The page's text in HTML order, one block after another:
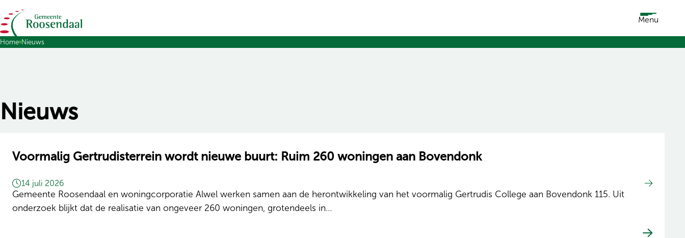
Ga naar de inhoud Menu
Home Nieuws
Nieuws
Voormalig Gertrudisterrein wordt nieuwe buurt: Ruim 260 woningen aan Bovendonk
14 juli 2026
Gemeente Roosendaal en woningcorporatie Alwel werken samen aan de herontwikkeling van het voormalig Gertrudis College aan Bovendonk 115. Uit
onderzoek blijkt dat de realisatie van ongeveer 260 woningen, grotendeels in…